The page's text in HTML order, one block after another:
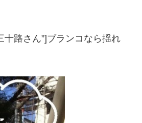
十路さん”]ブランコなら揺れ